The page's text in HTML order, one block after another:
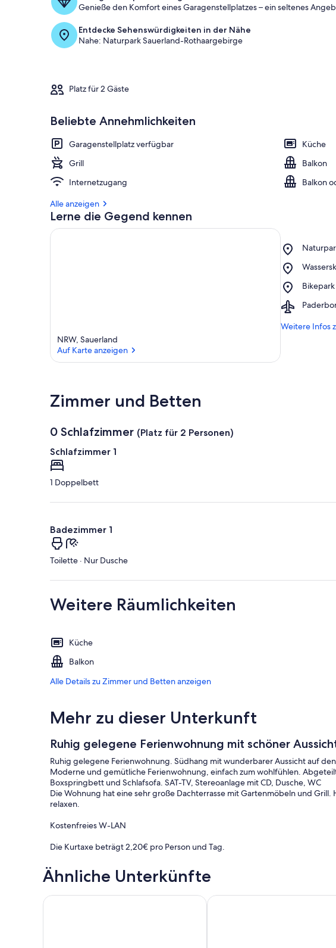
Genieße den Komfort eines Garagenstellplatzes – ein seltenes
Entdecke Sehenswürdigkeiten in der Nähe
Nahe: Naturpark Sauerland-Rothaargebirge
Platz für 2 Gäste
Beliebte Annehmlichkeiten
Garagenstellplatz verfügbar
Küche
Grill
Balkon
Internetzugang
Balkon
Alle anzeigen
Lerne die Gegend kennen
NRW, Sauerland
Auf Karte anzeigen
Place,
Place,
Place,
Airport,
(PAD-
Weitere Infos
Zimmer und Betten
0 Schlafzimmer (Platz für 2 Personen)
Schlafzimmer 1
1 Doppelbett
Badezimmer 1
Toilette · Nur Dusche
Weitere Räumlichkeiten
Küche
Balkon
Alle Details zu Zimmer und Betten anzeigen
Mehr zu dieser Unterkunft
Ruhig gelegene Ferienwohnung mit schöner
Ruhig gelegene Ferienwohnung. Südhang mit wunderbarer Aussicht auf
Moderne und gemütliche Ferienwohnung, einfach zum wohlfühlen.
Boxspringbett und Schlafsofa. SAT-TV, Stereoanlage mit CD, Dusche, WC
Die Wohnung hat eine sehr große Dachterrasse mit Gartenmöbeln und
relaxen.
Kostenfreies W-LAN
Die Kurtaxe beträgt 2,20€ pro Person und Tag.
Ähnliche Unterkünfte
Ferienwohnung "Panorama" (Winterberg/ Hildfeld) mit 2
Romantische Wohnung mit